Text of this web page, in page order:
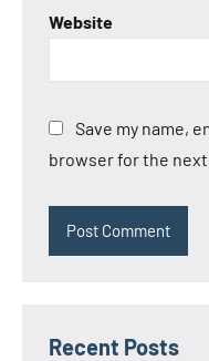
Website
Save my name,
browser for the
Recent Posts